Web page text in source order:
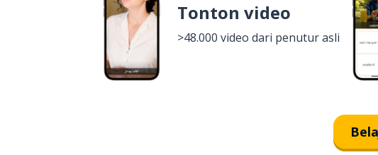
Tonton video
>48.000 video dari penutur asli